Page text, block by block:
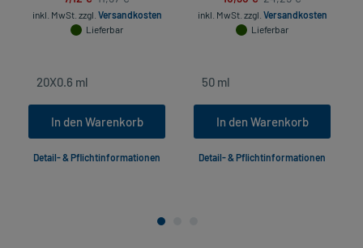
inkl. MwSt. zzgl. Versandkosten
Lieferbar
In den Warenkorb
Detail- & Pflichtinformationen
inkl. MwSt. zzgl. Versandkosten
Lieferbar
In den Warenkorb
Detail- & Pflichtinformationen